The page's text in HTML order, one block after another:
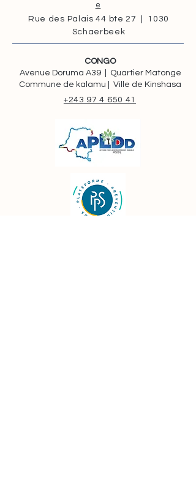
e
Rue des Palais 44 bte 27 | 1030
Schaerbeek
CONGO
Avenue Doruma A39 | Quartier Matonge
Commune de kalamu | Ville de Kinshasa
+243 97 4 650 41